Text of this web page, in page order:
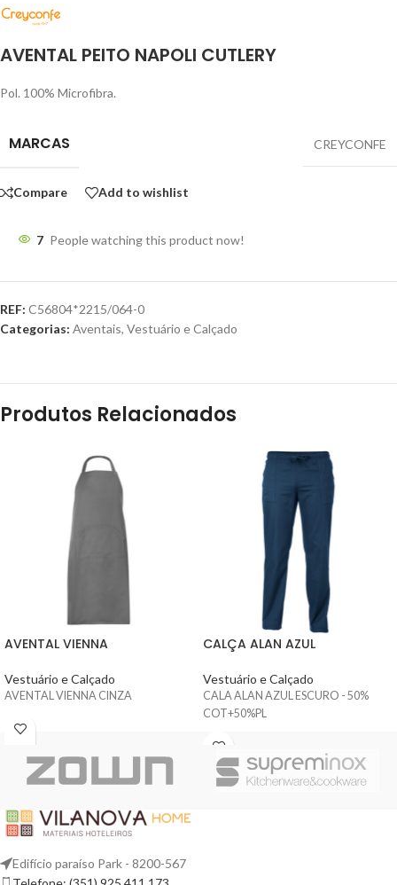
AVENTAL PEITO NAPOLI CUTLERY
Pol. 100% Microfibra.
MARCAS CREYCONFE
Compare Add to wishlist
7 People watching this product now!
REF: C56804*2215/064-0
Categorias: Aventais, Vestuário e Calçado
Produtos Relacionados
AVENTAL VIENNA
Vestuário e Calçado
AVENTAL VIENNA CINZA
CALÇA ALAN AZUL
Vestuário e Calçado
CALA ALAN AZUL ESCURO - 50%
COT+50%PL
Edifício paraíso Park - 8200-567